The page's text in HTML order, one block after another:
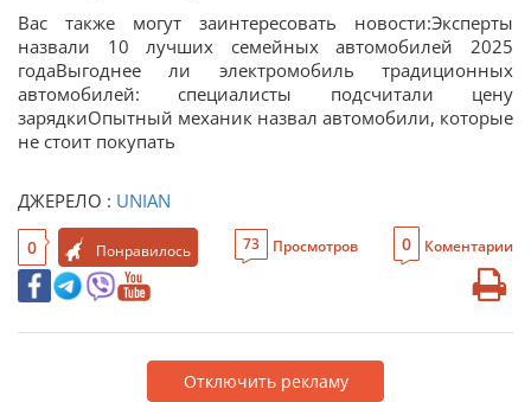
Вас также могут заинтересовать новости:Эксперты
назвали 10 лучших семейных автомобилей 2025
годаВыгоднее ли электромобиль традиционных
автомобилей: специалисты подсчитали цену
зарядкиОпытный механик назвал автомобили, которые
не стоит покупать
ДЖЕРЕЛО : UNIAN
0 Понравилось 73 Просмотров 0 Коментарии
Отключить рекламу